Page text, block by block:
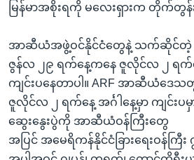
မြန်မာအစိုးရကို မလေးရှားက တိုက်တွန်
အာဆီယံအဖွဲ့ဝင်နိုင်ငံတွေနဲ့ သက်ဆိုင်တဲ့
ဇွန်လ ၂၉ ရက်နေ့ကနေ ဇူလိုင်လ ၂ ရက်
ကျင်းပနေတာပါ။ ARF အာဆီယံဒေသ
ဇူလိုင်လ ၂ ရက်နေ့ အင်္ဂါနေ့မှာ ကျင်းပ
ဆွေးနွေးပွဲကို အာဆီယံဝန်ကြီးတွေ
အပြင် အမေရိကန်နိုင်ငံခြားရေးဝန်ကြီး